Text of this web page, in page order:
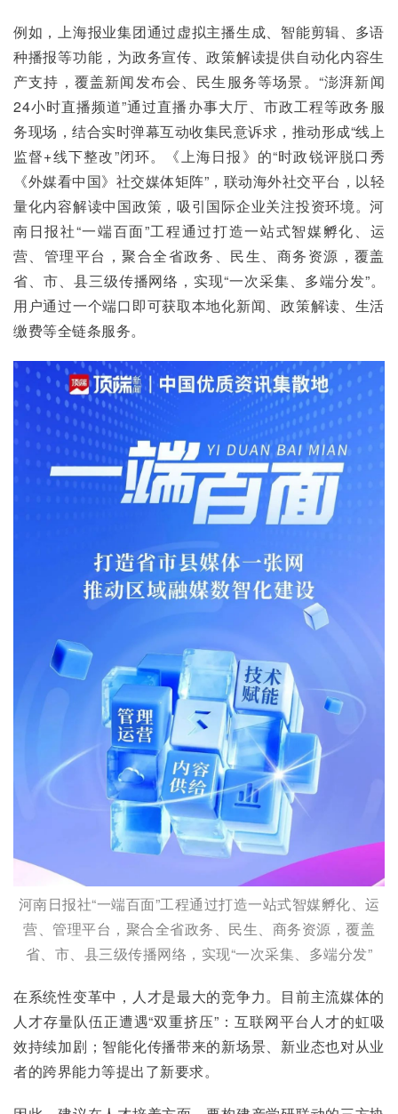
例如，上海报业集团通过虚拟主播生成、智能剪辑、多语
种播报等功能，为政务宣传、政策解读提供自动化内容生
产支持，覆盖新闻发布会、民生服务等场景。“澎湃新闻
24小时直播频道”通过直播办事大厅、市政工程等政务服
务现场，结合实时弹幕互动收集民意诉求，推动形成“线上
监督+线下整改”闭环。《上海日报》的“时政锐评脱口秀
《外媒看中国》社交媒体矩阵”，联动海外社交平台，以轻
量化内容解读中国政策，吸引国际企业关注投资环境。河
南日报社“一端百面”工程通过打造一站式智媒孵化、运
营、管理平台，聚合全省政务、民生、商务资源，覆盖
省、市、县三级传播网络，实现“一次采集、多端分发”。
用户通过一个端口即可获取本地化新闻、政策解读、生活
缴费等全链条服务。
河南日报社“一端百面”工程通过打造一站式智媒孵化、运
营、管理平台，聚合全省政务、民生、商务资源，覆盖
省、市、县三级传播网络，实现“一次采集、多端分发”
在系统性变革中，人才是最大的竞争力。目前主流媒体的
人才存量队伍正遭遇“双重挤压”：互联网平台人才的虹吸
效持续加剧；智能化传播带来的新场景、新业态也对从业
者的跨界能力等提出了新要求。